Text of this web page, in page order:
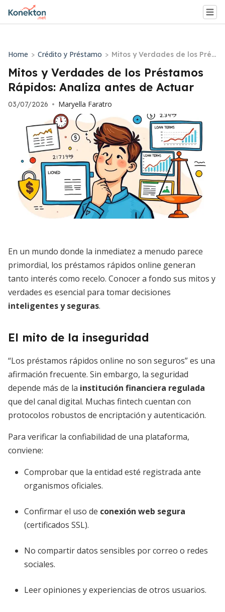
Home > Crédito y Préstamo > Mitos y Verdades de los Prés
tamos Rápidos: Analiza ante
s de Actuar
Mitos y Verdades de los Préstamos
Rápidos: Analiza antes de Actuar
03/07/2026 • Maryella Faratro
En un mundo donde la inmediatez a menudo parece
primordial, los préstamos rápidos online generan
tanto interés como recelo. Conocer a fondo sus mitos y
verdades es esencial para tomar decisiones
inteligentes y seguras.
El mito de la inseguridad
“Los préstamos rápidos online no son seguros” es una
afirmación frecuente. Sin embargo, la seguridad
depende más de la institución financiera regulada
que del canal digital. Muchas fintech cuentan con
protocolos robustos de encriptación y autenticación.
Para verificar la confiabilidad de una plataforma,
conviene:
Comprobar que la entidad esté registrada ante
organismos oficiales.
Confirmar el uso de conexión web segura
(certificados SSL).
No compartir datos sensibles por correo o redes
sociales.
Leer opiniones y experiencias de otros usuarios.